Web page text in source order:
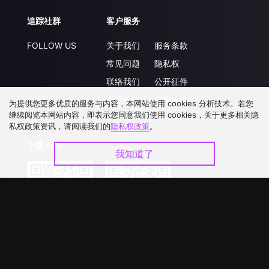
追踪社群
FOLLOW US
客户服务
关于我们
常见问题
联络我们
升级VIP
服务条款
隐私权
公开征件
合作洽談
下载 APP
为提供您更多优质的服务与内容，本网站使用 cookies 分析技术。若您
继续阅览本网站内容，即表示您同意我们使用 cookies，关于更多相关隐
私权政策资讯，请阅读我们的隐私权政策。
我知道了